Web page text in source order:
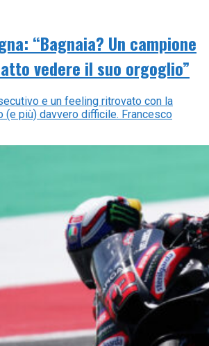
“Bagnaia? Un campione
vedere il suo orgoglio”
e un feeling ritrovato con la
(e più) davvero difficile. Francesco